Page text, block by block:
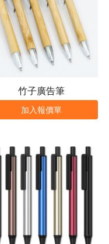
竹子廣告筆
加入報價單